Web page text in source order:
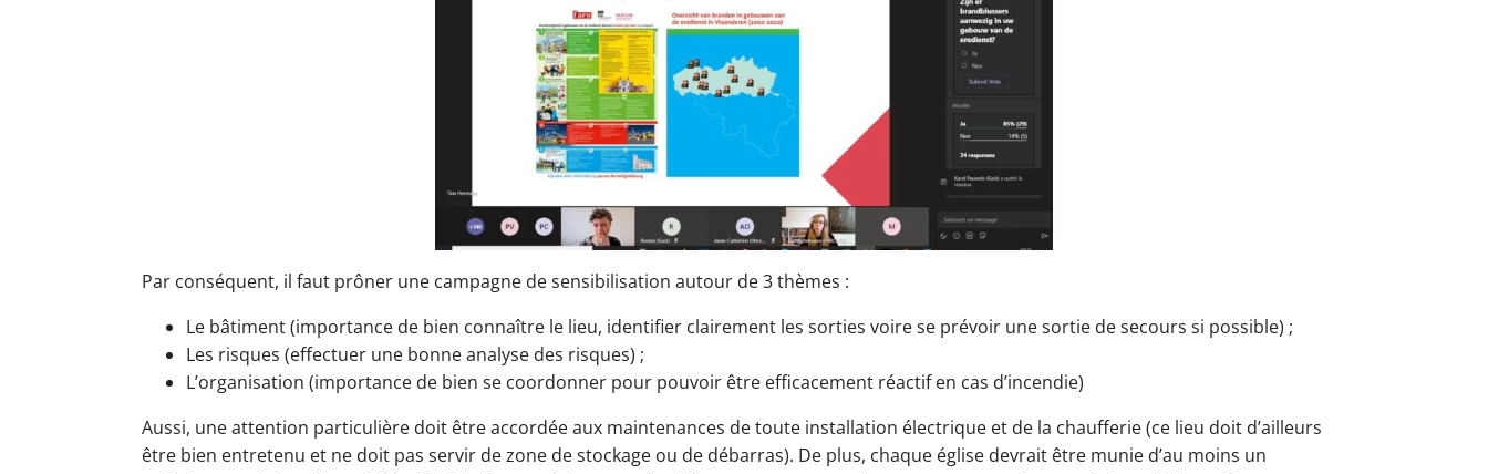
Par conséquent, il faut prôner une campagne de sensibilisation autour de 3 thèmes :
Le bâtiment (importance de bien connaître le lieu, identifier clairement les sorties voire se prévoir une sortie de secours si possible) ;
Les risques (effectuer une bonne analyse des risques) ;
L’organisation (importance de bien se coordonner pour pouvoir être efficacement réactif en cas d’incendie)
Aussi, une attention particulière doit être accordée aux maintenances de toute installation électrique et de la chaufferie (ce lieu doit d’ailleurs
être bien entretenu et ne doit pas servir de zone de stockage ou de débarras). De plus, chaque église devrait être munie d’au moins un